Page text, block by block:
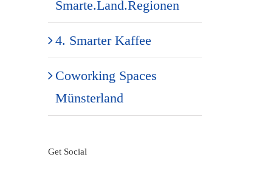
Smarte.Land.Regionen
4. Smarter Kaffee
Coworking Spaces
Münsterland
Get Social